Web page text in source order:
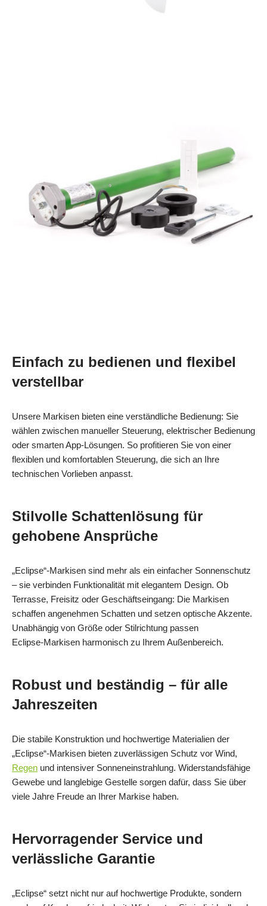
Einfach zu bedienen und flexibel
verstellbar
Unsere Markisen bieten eine verständliche Bedienung: Sie
wählen zwischen manueller Steuerung, elektrischer Bedienung
oder smarten App‑Lösungen. So profitieren Sie von einer
flexiblen und komfortablen Steuerung, die sich an Ihre
technischen Vorlieben anpasst.
Stilvolle Schattenlösung für
gehobene Ansprüche
„Eclipse“‑Markisen sind mehr als ein einfacher Sonnenschutz
– sie verbinden Funktionalität mit elegantem Design. Ob
Terrasse, Freisitz oder Geschäftseingang: Die Markisen
schaffen angenehmen Schatten und setzen optische Akzente.
Unabhängig von Größe oder Stilrichtung passen
Eclipse‑Markisen harmonisch zu Ihrem Außenbereich.
Robust und beständig – für alle
Jahreszeiten
Die stabile Konstruktion und hochwertige Materialien der
„Eclipse“‑Markisen bieten zuverlässigen Schutz vor Wind,
Regen und intensiver Sonneneinstrahlung. Widerstandsfähige
Gewebe und langlebige Gestelle sorgen dafür, dass Sie über
viele Jahre Freude an Ihrer Markise haben.
Hervorragender Service und
verlässliche Garantie
„Eclipse“ setzt nicht nur auf hochwertige Produkte, sondern